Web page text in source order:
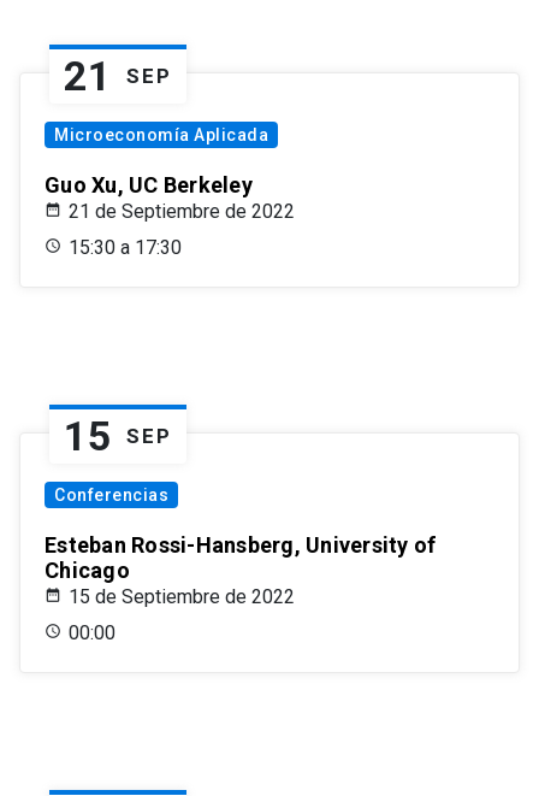
21 SEP
Microeconomía Aplicada
Guo Xu, UC Berkeley
21 de Septiembre de 2022
15:30 a 17:30
15 SEP
Conferencias
Esteban Rossi-Hansberg, University of
Chicago
15 de Septiembre de 2022
00:00